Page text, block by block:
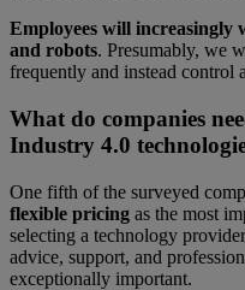
Employees will increasingly
and robots. Presumably, we
frequently and instead control
What do companies
Industry 4.0
One fifth of the surveyed
flexible pricing as the most
selecting a technology
advice, support, and
exceptionally important.